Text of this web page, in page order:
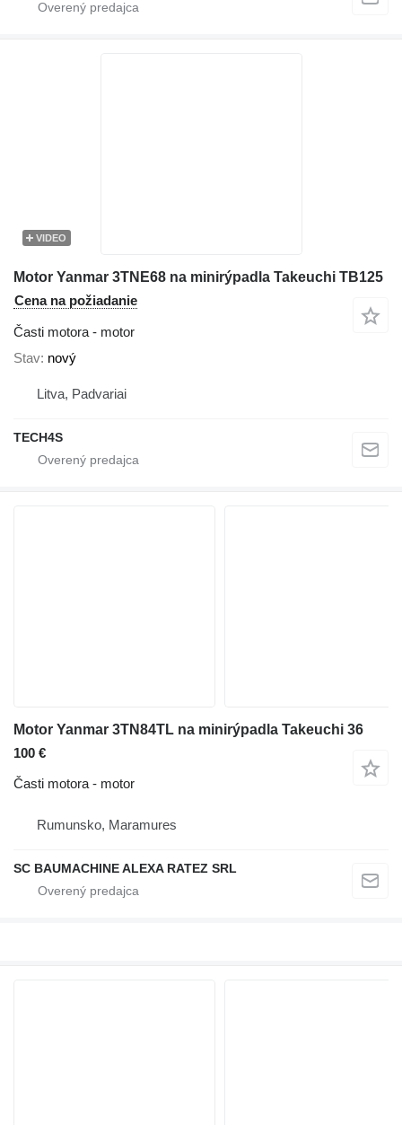
VIDEO
Motor Yanmar 3TNE68 na minirýpadla Takeuchi TB125
Cena na požiadanie
Časti motora - motor
Stav nový
Litva, Padvariai
TECH4S
Motor Yanmar 3TN84TL na minirýpadla Takeuchi 36
100 €
Časti motora - motor
Rumunsko, Maramures
SC BAUMACHINE ALEXA RATEZ SRL